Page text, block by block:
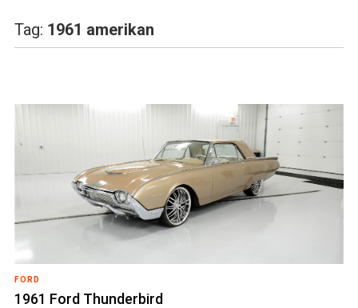
Tag: 1961 amerikan
FORD
1961 Ford Thunderbird